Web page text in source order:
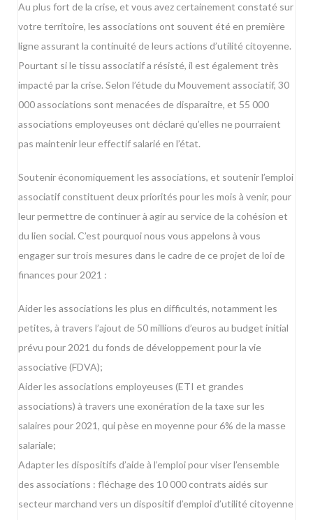
Au plus fort de la crise, et vous avez certainement constaté sur
votre territoire, les associations ont souvent été en première
ligne assurant la continuité de leurs actions d’utilité citoyenne.
Pourtant si le tissu associatif a résisté, il est également très
impacté par la crise. Selon l’étude du Mouvement associatif, 30
000 associations sont menacées de disparaitre, et 55 000
associations employeuses ont déclaré qu’elles ne pourraient
pas maintenir leur effectif salarié en l’état.
Soutenir économiquement les associations, et soutenir l’emploi
associatif constituent deux priorités pour les mois à venir, pour
leur permettre de continuer à agir au service de la cohésion et
du lien social. C’est pourquoi nous vous appelons à vous
engager sur trois mesures dans le cadre de ce projet de loi de
finances pour 2021 :
Aider les associations les plus en difficultés, notamment les
petites, à travers l’ajout de 50 millions d’euros au budget initial
prévu pour 2021 du fonds de développement pour la vie
associative (FDVA);
Aider les associations employeuses (ETI et grandes
associations) à travers une exonération de la taxe sur les
salaires pour 2021, qui pèse en moyenne pour 6% de la masse
salariale;
Adapter les dispositifs d’aide à l’emploi pour viser l’ensemble
des associations : fléchage des 10 000 contrats aidés sur
secteur marchand vers un dispositif d’emploi d’utilité citoyenne